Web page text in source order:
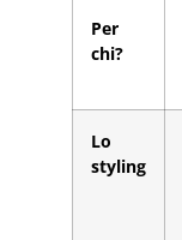
Per
chi?
Lo
styling